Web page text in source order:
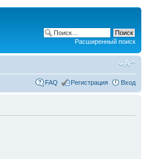
Расширенный поиск
FAQ Регистрация Вход